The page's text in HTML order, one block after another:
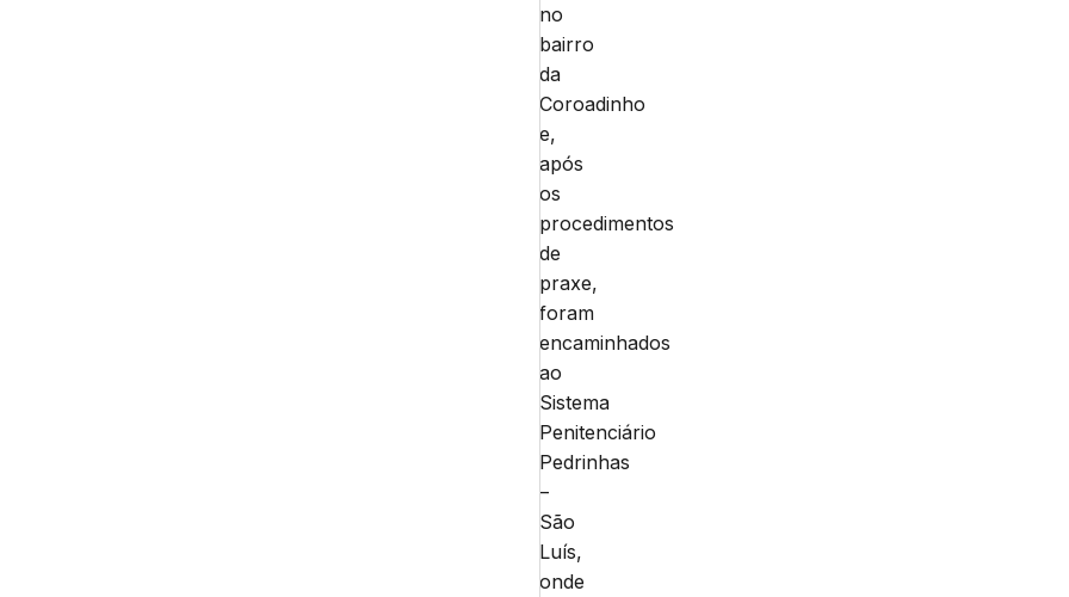
no
bairro
da
Coroadinho
e,
após
os
procedimentos
de
praxe,
foram
encaminhados
ao
Sistema
Penitenciário
Pedrinhas
–
São
Luís,
onde